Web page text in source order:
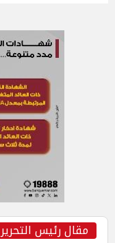
مقال رئيس التحرير